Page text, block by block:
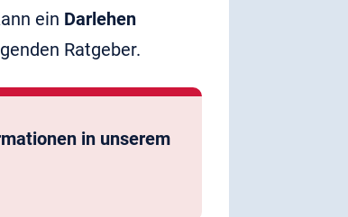
ein Darlehen
Ratgeber.
in unserem